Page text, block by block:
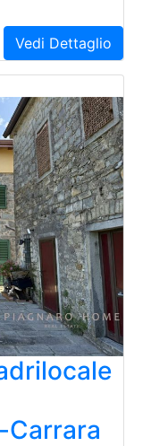
Vedi Dettaglio
Carrara